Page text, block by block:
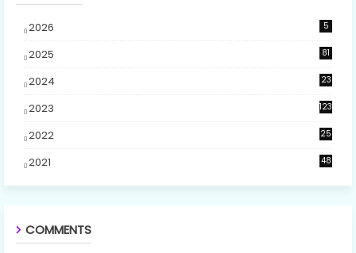
2026 5
2025 81
2024
23
2023 123
2022 25
2021 48
COMMENTS